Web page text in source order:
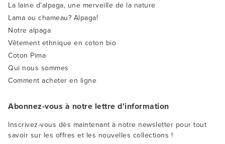
La laine d’alpaga, une merveille de la nature
Lama ou chameau? Alpaga!
Notre alpaga
Vêtement ethnique en coton bio
Coton Pima
Qui nous sommes
Comment acheter en ligne
Abonnez-vous à notre lettre d'information
Inscrivez-vous dès maintenant à notre newsletter pour tout
savoir sur les offres et les nouvelles collections !